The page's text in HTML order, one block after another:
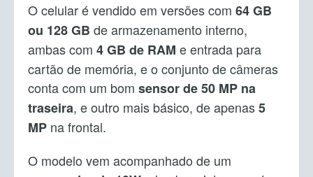
O celular é vendido em versões com 64 GB
ou 128 GB de armazenamento interno,
ambas com 4 GB de RAM e entrada para
cartão de memória, e o conjunto de câmeras
conta com um bom sensor de 50 MP na
traseira, e outro mais básico, de apenas5
MP na frontal.
O modelo vem acompanhado de um